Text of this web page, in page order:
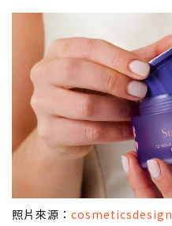
照片來源： cosmeticsdesign